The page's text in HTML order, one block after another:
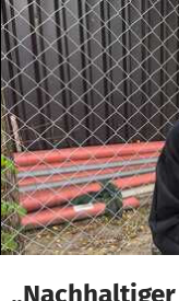
Zum Hauptinhalt
Erklärung zur